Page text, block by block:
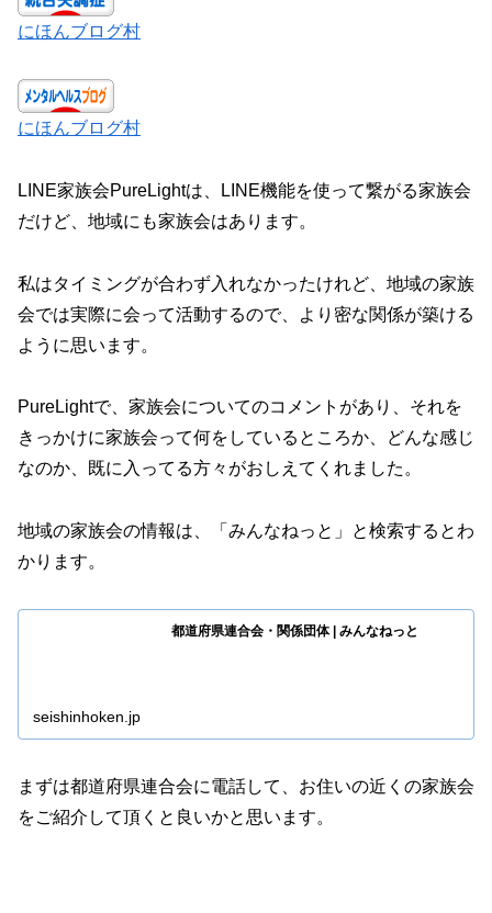
にほんブログ村
にほんブログ村
LINE家族会PureLightは、LINE機能を使って繋がる家族会
だけど、地域にも家族会はあります。
私はタイミングが合わず入れなかったけれど、地域の家族
会では実際に会って活動するので、より密な関係が築ける
ように思います。
PureLightで、家族会についてのコメントがあり、それを
きっかけに家族会って何をしているところか、どんな感じ
なのか、既に入ってる方々がおしえてくれました。
地域の家族会の情報は、「みんなねっと」と検索するとわ
かります。
都道府県連合会・関係団体 | みんなねっと
seishinhoken.jp
まずは都道府県連合会に電話して、お住いの近くの家族会
をご紹介して頂くと良いかと思います。